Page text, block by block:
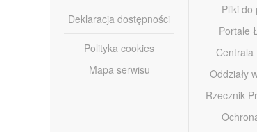
Deklaracja dostępności
Polityka cookies
Mapa serwisu
Pliki do
Portale
Centrala
Oddziały
Rzecznik